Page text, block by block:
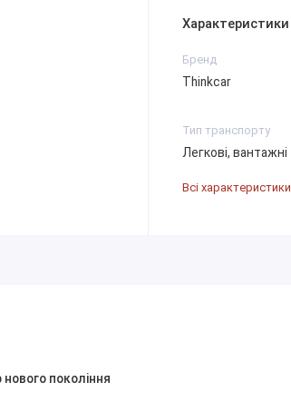
Характеристики
Бренд
Thinkcar
Тип транспорту
Легкові, вантажні
Всі характеристики
покоління